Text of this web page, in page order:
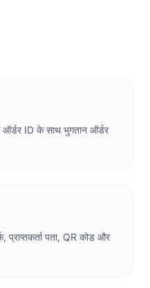
ऑर्डर ID के साथ भुगतान ऑर्डर
पता, QR कोड और